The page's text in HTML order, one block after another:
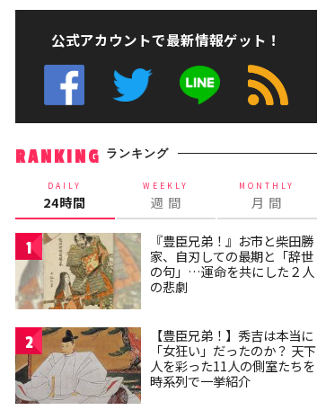
公式アカウントで最新情報ゲット！
RANKING ランキング
DAILY
24時間
WEEKLY
週 間
MONTHLY
月 間
1
『豊臣兄弟！』お市と柴田勝
家、自刃しての最期と「辞世
の句」…運命を共にした２人
の悲劇
2
【豊臣兄弟！】秀吉は本当に
「女狂い」だったのか？ 天下
人を彩った11人の側室たちを
時系列で一挙紹介